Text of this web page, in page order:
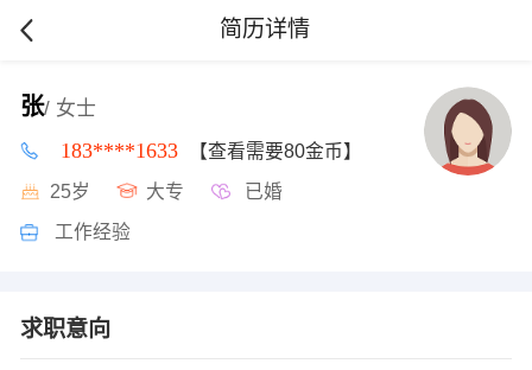
简历详情
张/ 女士
183****1633 【查看需要80金币】
25岁 大专 已婚
工作经验
求职意向